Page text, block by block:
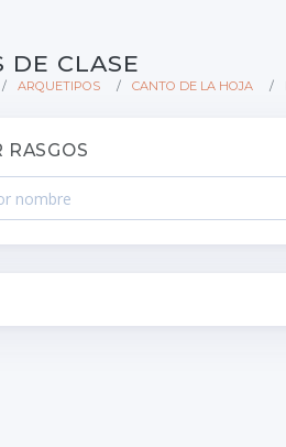
DE CLASE
ARQUETIPOS CANTO DE LA HOJA
RASGOS